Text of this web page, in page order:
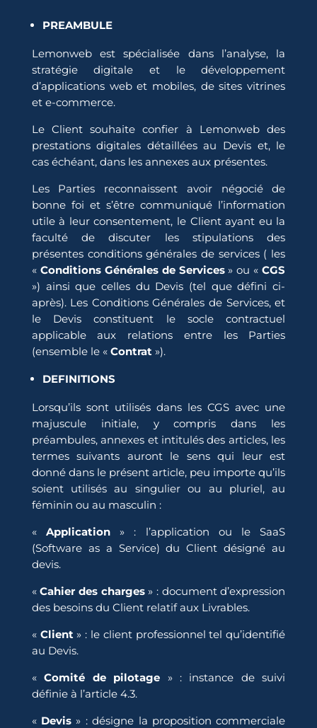
PREAMBULE
Lemonweb est spécialisée dans l’analyse, la
stratégie digitale et le développement
d’applications web et mobiles, de sites vitrines
et e-commerce.
Le Client souhaite confier à Lemonweb des
prestations digitales détaillées au Devis et, le
cas échéant, dans les annexes aux présentes.
Les Parties reconnaissent avoir négocié de
bonne foi et s’être communiqué l’information
utile à leur consentement, le Client ayant eu la
faculté de discuter les stipulations des
présentes conditions générales de services ( les
« Conditions Générales de Services» ou «CGS
») ainsi que celles du Devis (tel que défini ci-
après). Les Conditions Générales de Services, et
le Devis constituent le socle contractuel
applicable aux relations entre les Parties
(ensemble le « Contrat »).
DEFINITIONS
Lorsqu’ils sont utilisés dans les CGS avec une
majuscule initiale, y compris dans les
préambules, annexes et intitulés des articles, les
termes suivants auront le sens qui leur est
donné dans le présent article, peu importe qu’ils
soient utilisés au singulier ou au pluriel, au
féminin ou au masculin :
« Application » : l’application ou le SaaS
(Software as a Service) du Client désigné au
devis.
«Cahier des charges» : document d’expression
des besoins du Client relatif aux Livrables.
« Client » : le client professionnel tel qu’identifié
au Devis.
«Comité de pilotage » : instance de suivi
définie à l’article 4.3.
« Devis » : désigne la proposition commerciale